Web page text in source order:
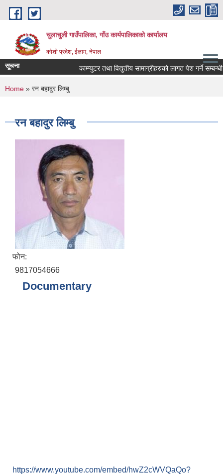
Skip to main content
चुलाचुली गाउँपालिका, गाँउ कार्यपालिकाको कार्यालय
कोशी प्रदेश, ईलाम, नेपाल
सूचना काम्प्युटर तथा विद्युतीय सामाग्रीहरुको लागत पेश गर्ने सम्बन्धी
You are here
Home » रन बहादुर लिम्बु
रन बहादुर लिम्बु
फोन:
9817054666
Documentary
https://www.youtube.com/embed/hwZ2cWVQaQo?